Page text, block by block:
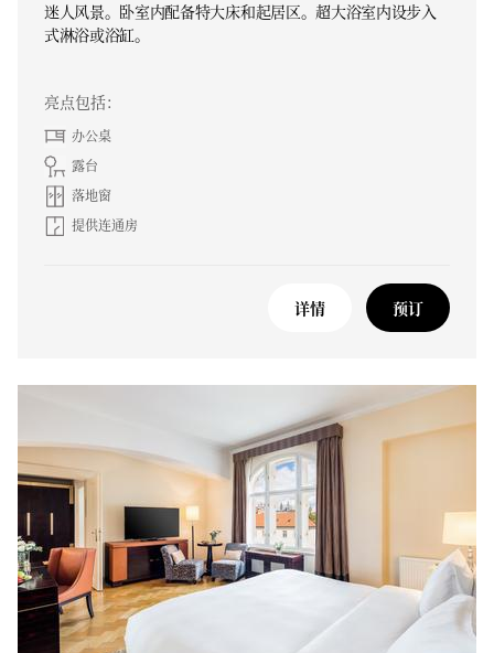
迷人风景。卧室内配备特大床和起居区。超大浴室内设步入
式淋浴或浴缸。
亮点包括：
办公桌
露台
落地窗
提供连通房
详情 预订